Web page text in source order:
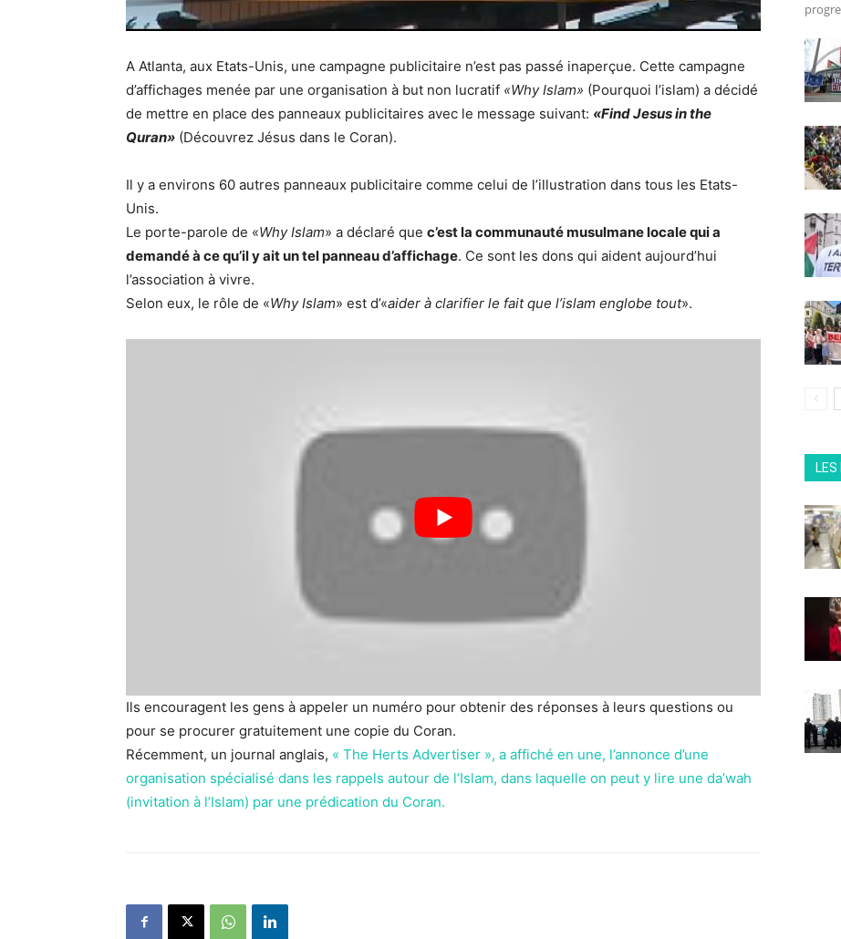
A Atlanta, aux Etats-Unis, une campagne publicitaire n’est pas passé inaperçue. Cette campagne
d’affichages menée par une organisation à but non lucratif «Why Islam» (Pourquoi l’islam) a décidé
de mettre en place des panneaux publicitaires avec le message suivant: «Find Jesus in the
Quran» (Découvrez Jésus dans le Coran).
Il y a environs 60 autres panneaux publicitaire comme celui de l’illustration dans tous les Etats-
Unis.
Le porte-parole de «Why Islam» a déclaré que c’est la communauté musulmane locale qui a
demandé à ce qu’il y ait un tel panneau d’affichage. Ce sont les dons qui aident aujourd’hui
l’association à vivre.
Selon eux, le rôle de «Why Islam» est d’«aider à clarifier le fait que l’islam englobe tout».
Ils encouragent les gens à appeler un numéro pour obtenir des réponses à leurs questions ou
pour se procurer gratuitement une copie du Coran.
Récemment, un journal anglais, « The Herts Advertiser », a affiché en une, l’annonce d’une
organisation spécialisé dans les rappels autour de l’Islam, dans laquelle on peut y lire une da’wah
(invitation à l’Islam) par une prédication du Coran.